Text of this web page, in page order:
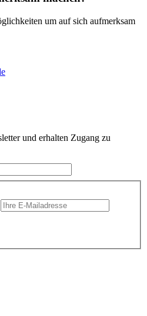
um auf sich aufmerksam
und erhalten Zugang zu